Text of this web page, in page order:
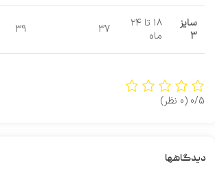
سایز
3
۱۸ تا ۲۴
ماه
37
39
0/5 (0 نظر)
دیدگاهها